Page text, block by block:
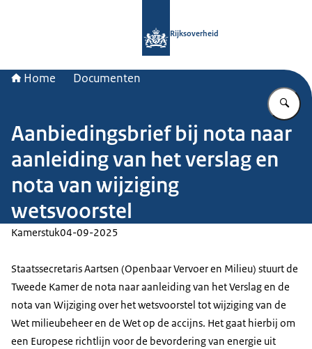
Rijksoverheid
Home Documenten
Aanbiedingsbrief bij nota naar
aanleiding van het verslag en
nota van wijziging
wetsvoorstel
Kamerstuk04-09-2025
Staatssecretaris Aartsen (Openbaar Vervoer en Milieu) stuurt de
Tweede Kamer de nota naar aanleiding van het Verslag en de
nota van Wijziging over het wetsvoorstel tot wijziging van de
Wet milieubeheer en de Wet op de accijns. Het gaat hierbij om
een Europese richtlijn voor de bevordering van energie uit